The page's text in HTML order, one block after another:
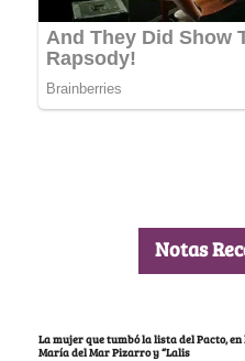
Notas
La mujer que tumbó la lista del Pacto,
María del Mar Pizarro y “Lalis